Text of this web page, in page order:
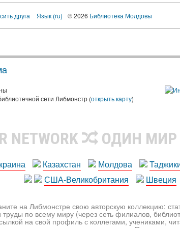
друга Язык (ru) © 2026 Библиотека Молдовы
сети Либмонстр (открыть карту)
NETWORK ОДИН МИР
Казахстан Молдова
США-Великобритания
Швеция
на Либмонстре свою авторскую коллекцию:
по всему миру (через сеть филиалов,
на свой профиль с коллегами, учениками,